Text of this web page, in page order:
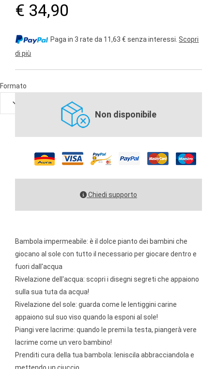
€ 34,90
Paga in 3 rate da 11,63 € senza interessi.Scopri
di più
Formato
Non disponibile
Chiedi supporto
Bambola impermeabile: è il dolce pianto dei bambini che
giocano al sole con tutto il necessario per giocare dentro e
fuori dall'acqua
Rivelazione dell'acqua: scopri i disegni segreti che appaiono
sulla sua tuta da acqua!
Rivelazione del sole: guarda come le lentiggini carine
appaiono sul suo viso quando la esponi al sole!
Piangi vere lacrime: quando le premi la testa, piangerà vere
lacrime come un vero bambino!
Prenditi cura della tua bambola: leniscila abbracciandola e